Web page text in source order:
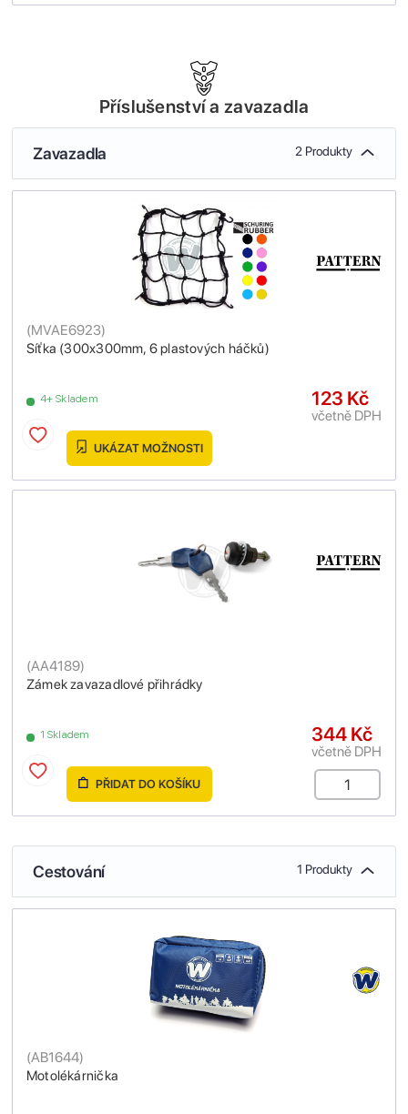
Příslušenství a zavazadla
Zavazadla 2 Produkty
Síťka (300x300mm, 6 plastových háčků)
(MVAE6923)
4+ Skladem 123 Kč
včetně DPH
UKÁZAT MOŽNOSTI
Zámek zavazadlové přihrádky
(AA4189)
1 Skladem 344 Kč
včetně DPH
PŘIDAT DO KOŠÍKU
Cestování 1 Produkty
Motolékárnička
(AB1644)